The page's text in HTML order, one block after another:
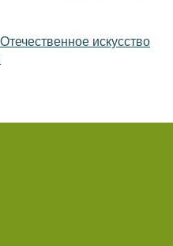
искусство